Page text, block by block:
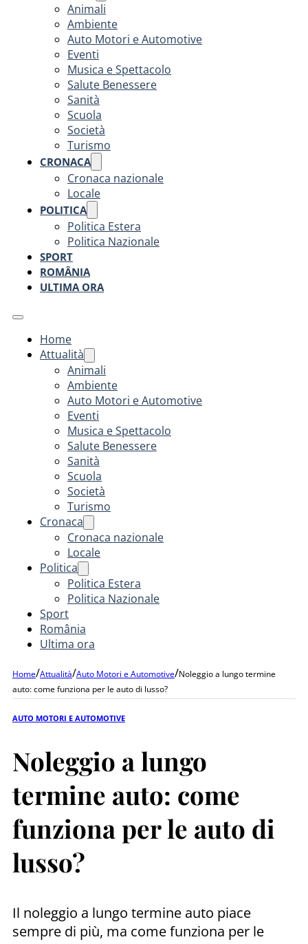
Animali
Ambiente
Auto Motori e Automotive
Eventi
Musica e Spettacolo
Salute Benessere
Sanità
Scuola
Società
Turismo
CRONACA
Cronaca nazionale
Locale
POLITICA
Politica Estera
Politica Nazionale
SPORT
ROMÂNIA
ULTIMA ORA
Home
Attualità
Animali
Ambiente
Auto Motori e Automotive
Eventi
Musica e Spettacolo
Salute Benessere
Sanità
Scuola
Società
Turismo
Cronaca
Cronaca nazionale
Locale
Politica
Politica Estera
Politica Nazionale
Sport
România
Ultima ora
Home/Attualità/Auto Motori e Automotive/Noleggio a lungo termine
auto: come funziona per le auto di lusso?
AUTO MOTORI E AUTOMOTIVE
Noleggio a lungo
termine auto: come
funziona per le auto di
lusso?
Il noleggio a lungo termine auto piace
sempre di più, ma come funziona per le